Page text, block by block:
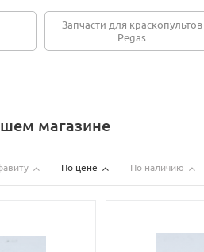
Запчасти для краскопультов
Pegas
магазине
По цене По наличию